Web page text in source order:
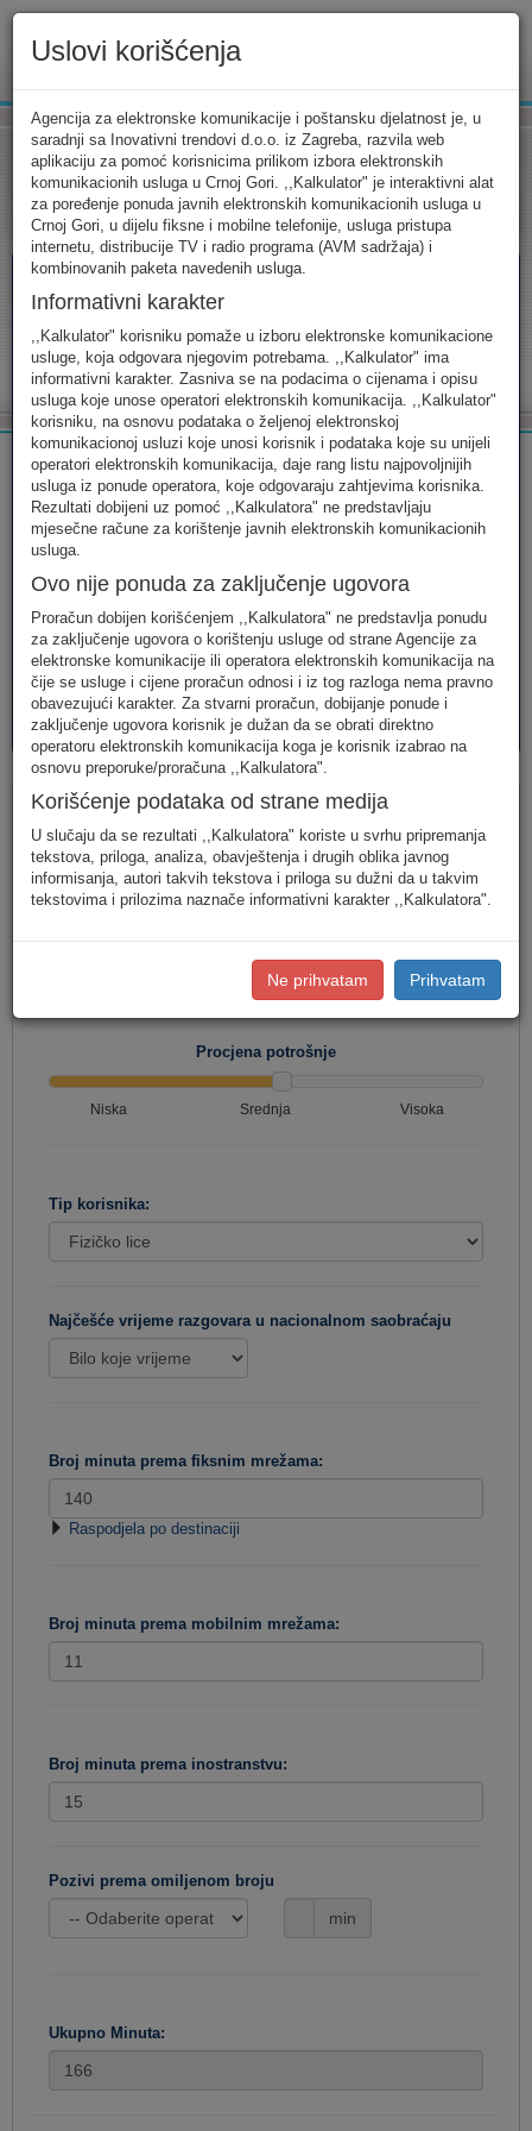
Tarifni kalkulator Uslovi korišćenja Kontakt
Tarifni kalkulator
Odaberite usluge koje koristite, popunite sva potrebna polja i
izaberite za sebe ono najbolje...
FIKSNA MOBILNA INTERNET
AVM
usluge
PAKETI
usluga
Fiksna telefonija
Jednostavan unos
(Za jednostavan unos raspodjela
korisnika u Crnoj Gori.)
(Za definisanje raspodjele saobraćaja prema
konkretnim destinacijama, koristite detaljan unos potrošnje.)
Procjena potrošnje
Niska Srednja Visoka
Tip korisnika:
Najčešće vrijeme razgovara u nacionalnom saobraćaju
Broj minuta prema fiksnim mrežama:
Raspodjela po destinaciji
Broj minuta prema mobilnim mrežama:
Broj minuta prema inostranstvu:
Pozivi prema omiljenom broju
min
Ukupno Minuta:
Uslovi korišćenja
Agencija za elektronske komunikacije i poštansku djelatnost je, u
saradnji sa Inovativni trendovi d.o.o. iz Zagreba, razvila web
aplikaciju za pomoć korisnicima prilikom izbora elektronskih
komunikacionih usluga u Crnoj Gori. ,,Kalkulator" je interaktivni alat
za poređenje ponuda javnih elektronskih komunikacionih usluga u
Crnoj Gori, u dijelu fiksne i mobilne telefonije, usluga pristupa
internetu, distribucije TV i radio programa (AVM sadržaja) i
kombinovanih paketa navedenih usluga.
Informativni karakter
,,Kalkulator" korisniku pomaže u izboru elektronske komunikacione
usluge, koja odgovara njegovim potrebama. ,,Kalkulator" ima
informativni karakter. Zasniva se na podacima o cijenama i opisu
usluga koje unose operatori elektronskih komunikacija. ,,Kalkulator"
korisniku, na osnovu podataka o željenoj elektronskoj
komunikacionoj usluzi koje unosi korisnik i podataka koje su unijeli
operatori elektronskih komunikacija, daje rang listu najpovoljnijih
usluga iz ponude operatora, koje odgovaraju zahtjevima korisnika.
Rezultati dobijeni uz pomoć ,,Kalkulatora" ne predstavljaju
mjesečne račune za korištenje javnih elektronskih komunikacionih
usluga.
Ovo nije ponuda za zaključenje ugovora
Proračun dobijen korišćenjem ,,Kalkulatora" ne predstavlja ponudu
za zaključenje ugovora o korištenju usluge od strane Agencije za
elektronske komunikacije ili operatora elektronskih komunikacija na
čije se usluge i cijene proračun odnosi i iz tog razloga nema pravno
obavezujući karakter. Za stvarni proračun, dobijanje ponude i
zaključenje ugovora korisnik je dužan da se obrati direktno
operatoru elektronskih komunikacija koga je korisnik izabrao na
osnovu preporuke/proračuna ,,Kalkulatora".
Korišćenje podataka od strane medija
U slučaju da se rezultati ,,Kalkulatora" koriste u svrhu pripremanja
tekstova, priloga, analiza, obavještenja i drugih oblika javnog
informisanja, autori takvih tekstova i priloga su dužni da u takvim
tekstovima i prilozima naznače informativni karakter ,,Kalkulatora".
Ne prihvatam Prihvatam